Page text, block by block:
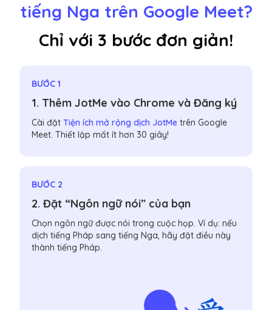
tiếng Nga trên Google Meet?
Chỉ với 3 bước đơn giản!
BƯỚC 1
1. Thêm JotMe vào Chrome và Đăng ký
Cài đặtTiện ích mở rộng dịch JotMe trên Google
Meet. Thiết lập mất ít hơn 30 giây!
BƯỚC 2
2. Đặt “Ngôn ngữ nói” của bạn
Chọn ngôn ngữ được nói trong cuộc họp. Ví dụ: nếu
dịch tiếng Pháp sang tiếng Nga, hãy đặt điều này
thành tiếng Pháp.